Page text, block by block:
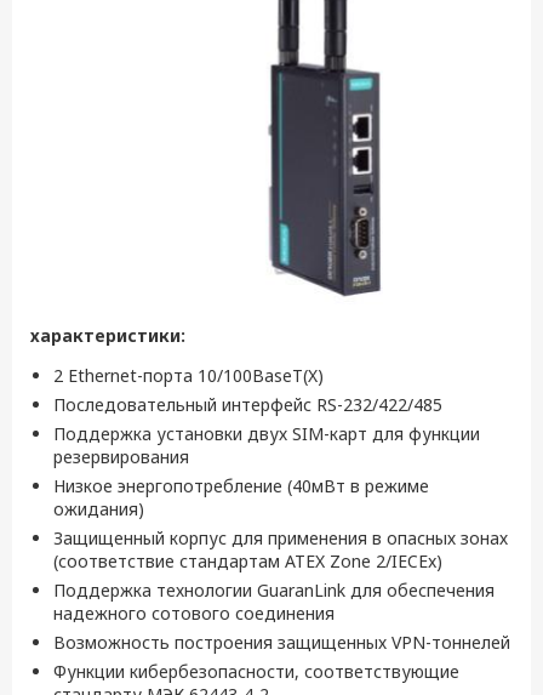
характеристики:
2 Ethernet-порта 10/100BaseT(X)
Последовательный интерфейс RS-232/422/485
Поддержка установки двух SIM-карт для функции
резервирования
Низкое энергопотребление (40мВт в режиме
ожидания)
Защищенный корпус для применения в опасных зонах
(соответствие стандартам ATEX Zone 2/IECEx)
Поддержка технологии GuaranLink для обеспечения
надежного сотового соединения
Возможность построения защищенных VPN-тоннелей
Функции кибербезопасности, соответствующие